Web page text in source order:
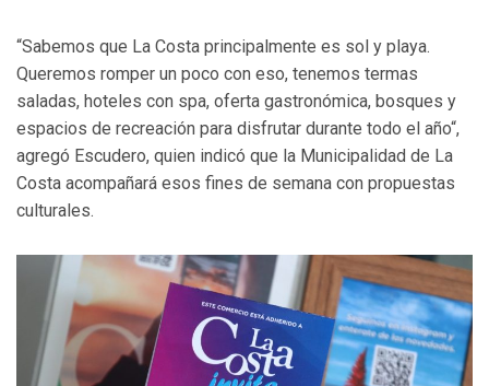
“Sabemos que La Costa principalmente es sol y playa.
Queremos romper un poco con eso, tenemos termas
saladas, hoteles con spa, oferta gastronómica, bosques y
espacios de recreación para disfrutar durante todo el año“,
agregó Escudero, quien indicó que la Municipalidad de La
Costa acompañará esos fines de semana con propuestas
culturales.